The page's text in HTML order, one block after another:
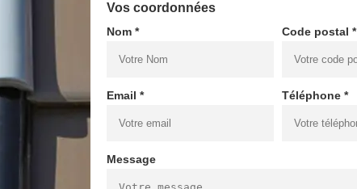
Vos coordonnées
Nom * Code postal *
Email * Téléphone *
Message